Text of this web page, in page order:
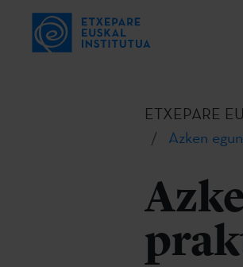
ETXEPARE
Azken